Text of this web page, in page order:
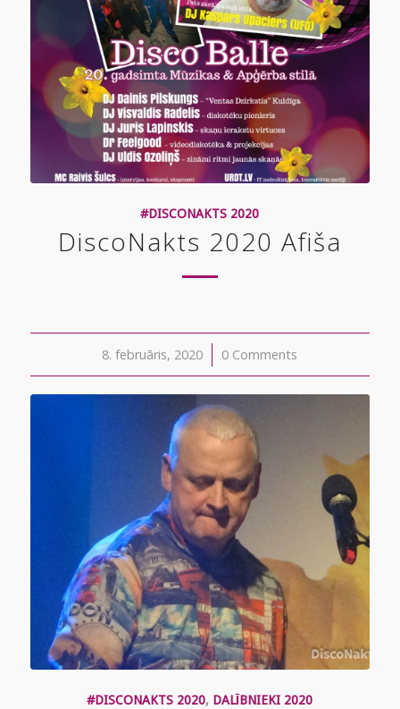
#DISCONAKTS 2020
DiscoNakts 2020 Afiša
8. februāris, 2020
/ 0 Comments
#DISCONAKTS 2020, DALĪBNIEKI 2020